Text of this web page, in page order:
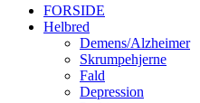
FORSIDE
Helbred
Demens/Alzheimer
Skrumpehjerne
Fald
Depression